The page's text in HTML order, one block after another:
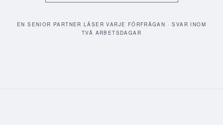
EN SENIOR PARTNER LÄSER VARJE FÖRFRÅGAN · SVAR INOM
TVÅ ARBETSDAGAR